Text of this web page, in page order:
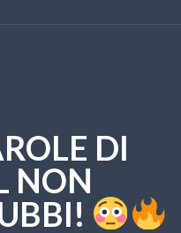
DI
NON